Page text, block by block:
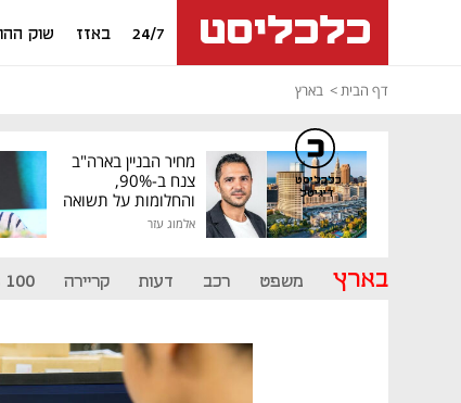
24/7 באזז שוק
דף הבית בארץ
מחיר הבניין בארה"ב
צנח ב-90%,
והחלומות על תשואה
גבוהה התנפצו
אלמוג עזר
בארץ משפט רכב דעות קריירה 100
כלכליסט
דיגיטל